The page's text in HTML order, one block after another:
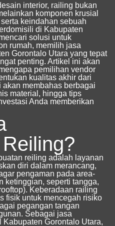
interior, railing bukan
komponen krusial
keindahan sebuah
di Kabupaten
solusi untuk
rumah, memilih jasa
Gorontalo Utara yang tepat
penting. Artikel ini akan
pemilihan vendor
kualitas akhir dari
membahas berbagai
material, hingga tips
Anda memberikan
reiling adalah layanan
diri dalam merancang,
pengaman pada area-
ketinggian, seperti tangga,
Keberadaan railing
fisik untuk mencegah risiko
pegangan tangan
Sebagai jasa
Gorontalo Utara,